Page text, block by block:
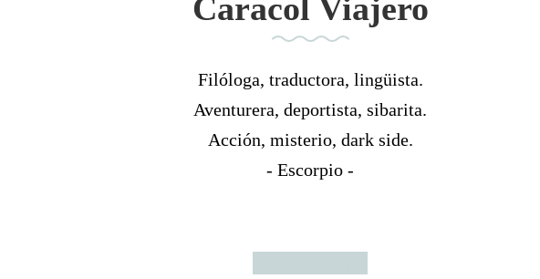
Caracol Viajero
Filóloga, traductora, lingüista.
Aventurera, deportista, sibarita.
Acción, misterio, dark side.
- Escorpio -